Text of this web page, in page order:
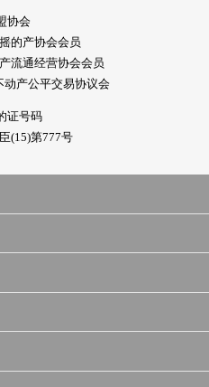
协会
的产协会会员
流通经营协会会员
动产公平交易协议会
证号码
(15)第777号